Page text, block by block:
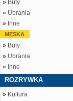
» Buty
» Ubrania
» Inne
MĘSKA
» Buty
» Ubrania
» Inne
ROZRYWKA
» Kultura